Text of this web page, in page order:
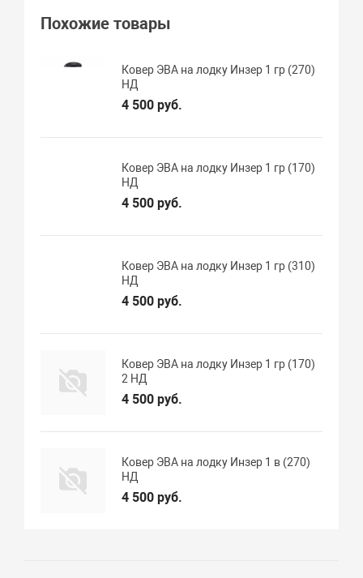
Похожие товары
Ковер ЭВА на лодку Инзер 1 гр (270)
НД
4 500 руб.
Ковер ЭВА на лодку Инзер 1 гр (170)
НД
4 500 руб.
Ковер ЭВА на лодку Инзер 1 гр (310)
НД
4 500 руб.
Ковер ЭВА на лодку Инзер 1 гр (170)
2 НД
4 500 руб.
Ковер ЭВА на лодку Инзер 1 в (270)
НД
4 500 руб.